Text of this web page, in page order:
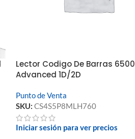
Lector Codigo De Barras 6500
Advanced 1D/2D
Punto de Venta
SKU: CS4S5P8MLH760
Iniciar sesión para ver precios